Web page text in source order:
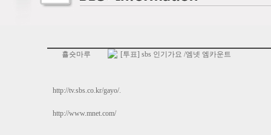
횰숏마루 [투표] sbs 인기가요 /엠넷 엠카운트
http://tv.sbs.co.kr/gayo/.
http://www.mnet.com/